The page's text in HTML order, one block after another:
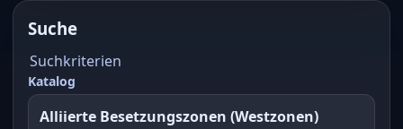
Suche
Suchkriterien
Katalog